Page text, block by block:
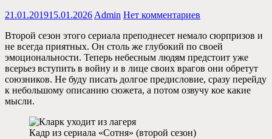
21.01.201915.01.2026 Admin Нет комментариев
Второй сезон этого сериала преподнесет немало сюрпризов и
не всегда приятных. Он столь же глубокий по своей
эмоциональности. Теперь небесным людям предстоит уже
всерьез вступить в войну и в лице своих врагов они обретут
союзников. Не буду писать долгое предисловие, сразу перейду
к небольшому описанию сюжета, а потом озвучу кое какие
мысли.
Кадр из сериала «Сотня» (второй сезон)